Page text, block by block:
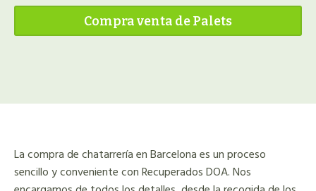
Compra venta de Palets
La compra de chatarrería en Barcelona es un proceso
sencillo y conveniente con Recuperados DOA. Nos